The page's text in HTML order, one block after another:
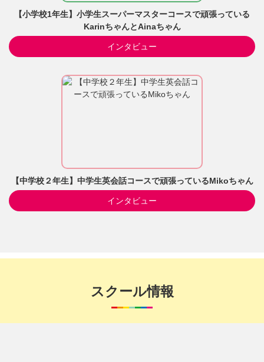
【小学校1年生】小学生スーパーマスターコースで頑張っている
KarinちゃんとAinaちゃん
インタビュー
【中学校２年生】中学生英会話コースで頑張っているMikoちゃん
インタビュー
スクール情報